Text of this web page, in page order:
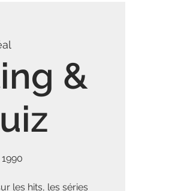
&
les hits, les séries